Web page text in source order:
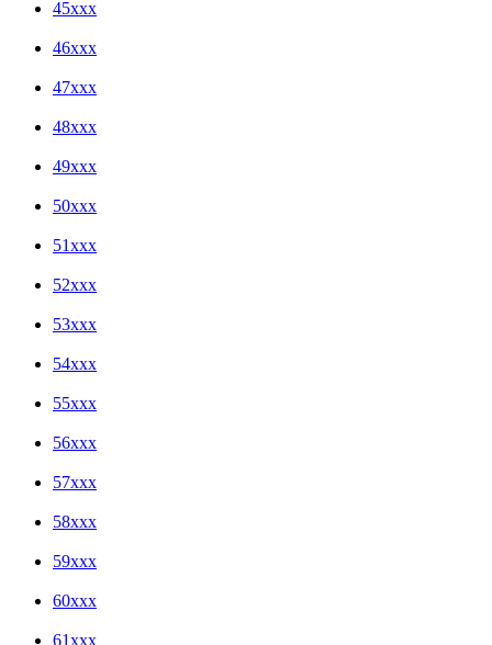
45xxx
46xxx
47xxx
48xxx
49xxx
50xxx
51xxx
52xxx
53xxx
54xxx
55xxx
56xxx
57xxx
58xxx
59xxx
60xxx
61xxx